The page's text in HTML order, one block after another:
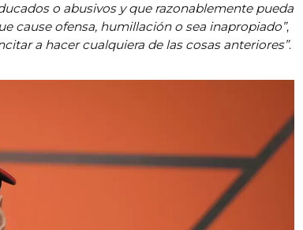
o abusivos y que razonablemente pueda
cause ofensa, humillación o sea inapropiado”,
a hacer cualquiera de las cosas anteriores”.